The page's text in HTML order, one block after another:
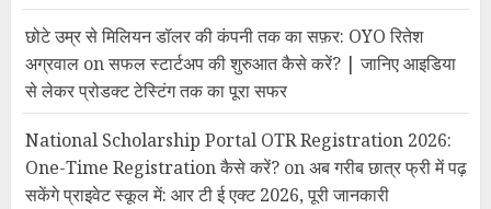
छोटे उम्र से मिलियन डॉलर की कंपनी तक का सफ़र: OYO रितेश
अग्रवाल onसफल स्टार्टअप की शुरुआत कैसे करें? | जानिए आइडिया
से लेकर प्रोडक्ट टेस्टिंग तक का पूरा सफर
National Scholarship Portal OTR Registration 2026:
One-Time Registration कैसे करें? onअब गरीब छात्र फ्री में पढ़
सकेंगे प्राइवेट स्कूल में: आर टी ई एक्ट 2026, पूरी जानकारी